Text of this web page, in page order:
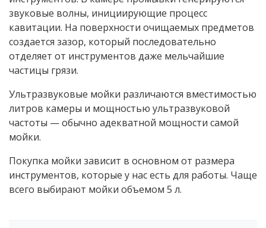
звуковые волны, инициирующие процесс
кавитации. На поверхности очищаемых предметов
создается зазор, который последовательно
отделяет от инструментов даже мельчайшие
частицы грязи.
Ультразвуковые мойки различаются вместимостью
литров камеры и мощностью ультразвуковой
частоты — обычно адекватной мощности самой
мойки.
Покупка мойки зависит в основном от размера
инструментов, которые у нас есть для работы. Чаще
всего выбирают мойки объемом 5 л.